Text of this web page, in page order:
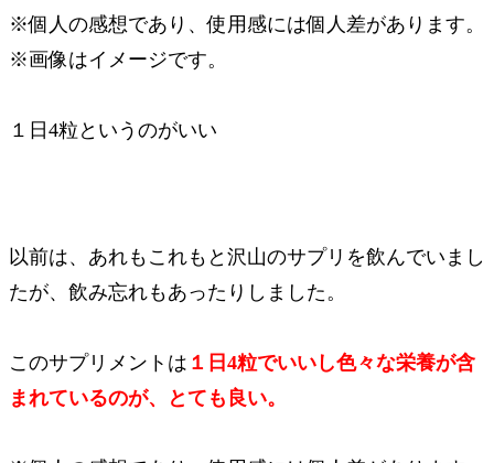
※個人の感想であり、使用感には個人差があります。
※画像はイメージです。
１日4粒というのがいい
以前は、あれもこれもと沢山のサプリを飲んでいまし
たが、飲み忘れもあったりしました。
このサプリメントは １日4粒でいいし色々な栄養が含
まれているのが、とても良い。